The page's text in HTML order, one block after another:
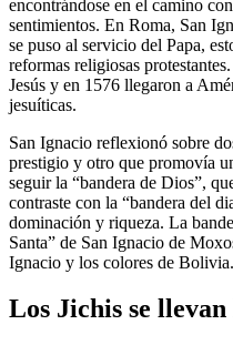
encontrándose en el camino
sentimientos. En Roma, San
se puso al servicio del Papa,
reformas religiosas
Jesús y en 1576 llegaron a
jesuíticas.
San Ignacio reflexionó sobre
prestigio y otro que promovía
seguir la “bandera de Dios”,
contraste con la “bandera del
dominación y riqueza. La
Santa” de San Ignacio de
Ignacio y los colores de Bolivia.
Los Jichis se